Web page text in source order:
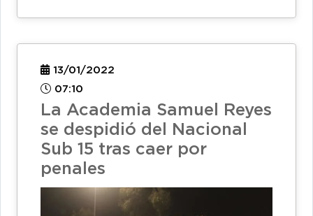
13/01/2022
07:10
La Academia Samuel Reyes
se despidió del Nacional
Sub 15 tras caer por
penales